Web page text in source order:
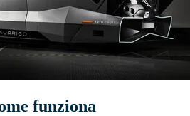
funziona